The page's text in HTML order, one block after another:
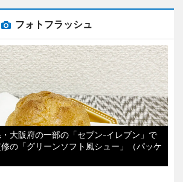
フォトフラッシュ
大阪府の一部の「セブン-イレブン」で
の「グリーンソフト風シュー」（パッケ